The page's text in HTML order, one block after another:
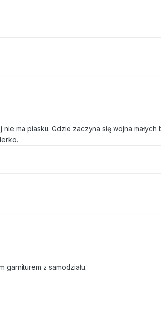
ma piasku. Gdzie zaczyna się wojna małych
garniturem z samodziału.